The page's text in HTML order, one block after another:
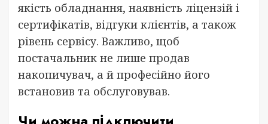
якість обладнання, наявність ліцензій і
сертифікатів, відгуки клієнтів, а також
рівень сервісу. Важливо, щоб
постачальник не лише продав
накопичувач, а й професійно його
встановив та обслуговував.